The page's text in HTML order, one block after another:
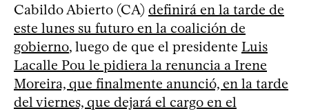
Cabildo Abierto (CA) definirá en la tarde de
este lunes su futuro en la coalición de
gobierno, luego de que el presidente Luis
Lacalle Pou le pidiera la renuncia a Irene
Moreira, que finalmente anunció, en la tarde
del viernes, que dejará el cargo en el